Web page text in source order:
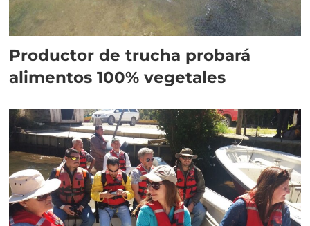
Productor de trucha probará
alimentos 100% vegetales